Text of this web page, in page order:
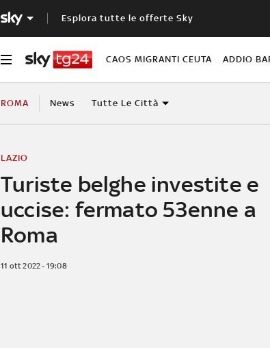
Esplora tutte le offerte Sky
CAOS MIGRANTI CEUTA ADDIO
ROMA News Tutte Le Città
Turiste belghe investite e
uccise: fermato 53enne a
Roma
LAZIO
11 ott 2022 - 19:08